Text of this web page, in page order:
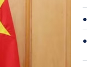
●
●